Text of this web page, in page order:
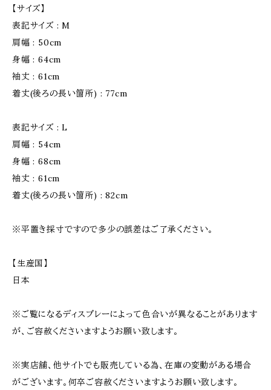
【サイズ】
表記サイズ : M
肩幅 : 50cm
身幅 : 64cm
袖丈 : 61cm
着丈(後ろの長い箇所) : 77cm
表記サイズ : L
肩幅 : 54cm
身幅 : 68cm
袖丈 : 61cm
着丈(後ろの長い箇所) : 82cm
※平置き採寸ですので多少の誤差はご了承ください。
【生産国】
日本
※ご覧になるディスプレーによって色合いが異なることがあります
が、ご容赦くださいますようお願い致します。
※実店舗、他サイトでも販売している為、在庫の変動がある場合
がございます。何卒ご容赦くださいますようお願い致します。